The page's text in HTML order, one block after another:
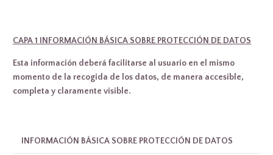
CAPA 1 INFORMACIÓN BÁSICA SOBRE PROTECCIÓN DE DATOS
Esta información deberá facilitarse al usuario en el mismo
momento de la recogida de los datos, de manera accesible,
completa y claramente visible.
INFORMACIÓN BÁSICA SOBRE PROTECCIÓN DE DATOS